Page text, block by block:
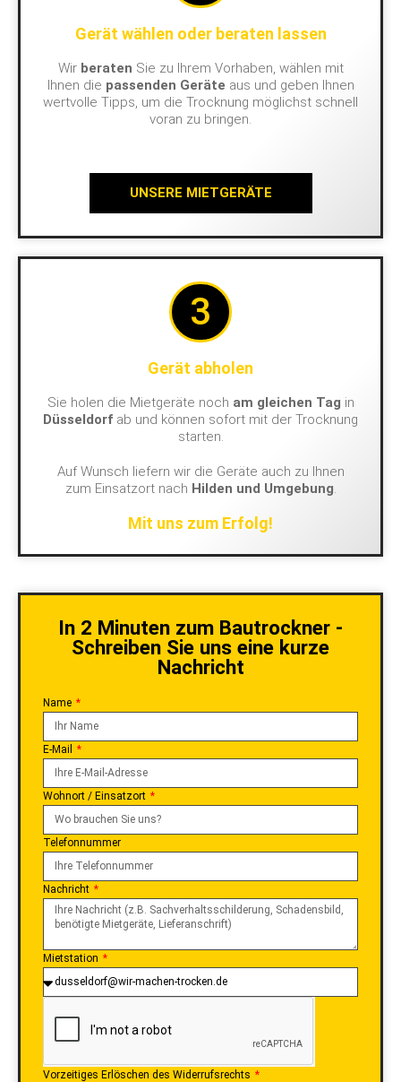
Gerät wählen oder beraten lassen
Wir beraten Sie zu Ihrem Vorhaben, wählen mit
Ihnen die passenden Geräte aus und geben Ihnen
wertvolle Tipps, um die Trocknung möglichst schnell
voran zu bringen.
UNSERE MIETGERÄTE
3
Gerät abholen
Sie holen die Mietgeräte noch am gleichen Tag in
Düsseldorf ab und können sofort mit der Trocknung
starten.
Auf Wunsch liefern wir die Geräte auch zu Ihnen
zum Einsatzort nach Hilden und Umgebung.
Mit uns zum Erfolg!
In 2 Minuten zum Bautrockner -
Schreiben Sie uns eine kurze
Nachricht
Name
E-Mail
Wohnort / Einsatzort
Telefonnummer
Nachricht
Mietstation
Vorzeitiges Erlöschen des Widerrufsrechts